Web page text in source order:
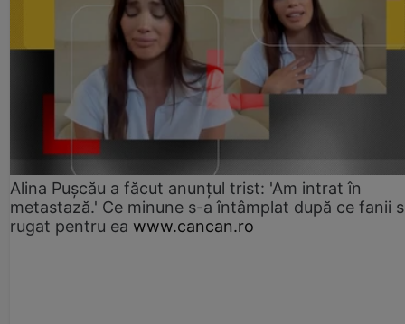
Alina Pușcău a făcut anunțul trist: 'Am intrat în
metastază.' Ce minune s-a întâmplat după ce fanii
rugat pentru ea www.cancan.ro